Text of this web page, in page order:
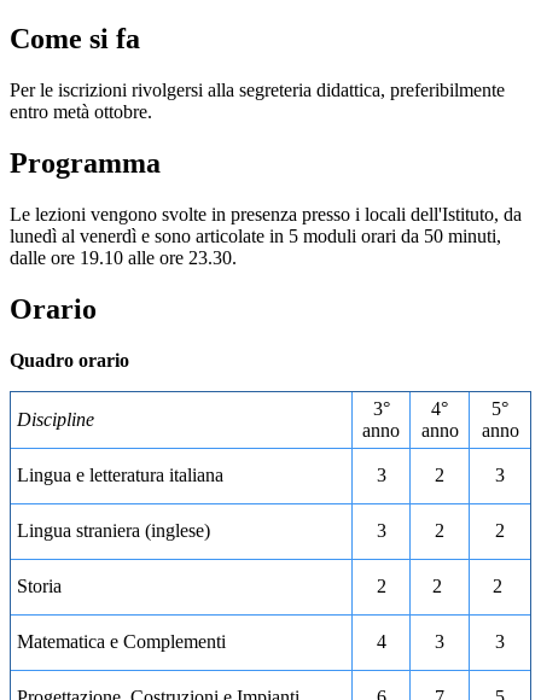
Come si fa
Per le iscrizioni rivolgersi alla segreteria didattica, preferibilmente
entro metà ottobre.
Programma
Le lezioni vengono svolte in presenza presso i locali dell'Istituto, da
lunedì al venerdì e sono articolate in 5 moduli orari da 50 minuti,
dalle ore 19.10 alle ore 23.30.
Orario
Quadro orario
Discipline
3°
anno
4°
anno
5°
anno
Lingua e letteratura italiana 3 2 3
Lingua straniera (inglese) 3 2 2
Storia 2 2 2
Matematica e Complementi 4 3 3